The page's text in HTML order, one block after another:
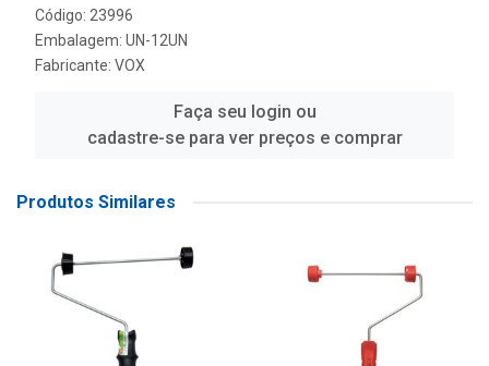
Código: 23996
Embalagem: UN-12UN
Fabricante: VOX
Faça seu login ou
cadastre-se para ver preços e comprar
Produtos Similares